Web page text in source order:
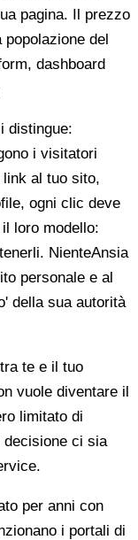
pagina. Il prezzo
del
dashboard
distingue:
i visitatori
al tuo sito,
ogni clic deve
loro modello:
NienteAnsia
personale e al
della sua autorità
te e il tuo
vuole diventare il
limitato di
decisione ci sia
per anni con
i portali di